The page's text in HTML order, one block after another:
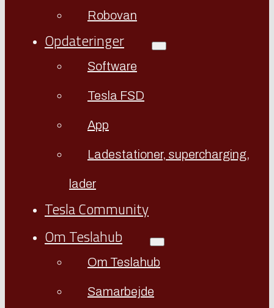
Robovan
Opdateringer
Software
Tesla FSD
App
Ladestationer, supercharging,
lader
Tesla Community
Om Teslahub
Om Teslahub
Samarbejde